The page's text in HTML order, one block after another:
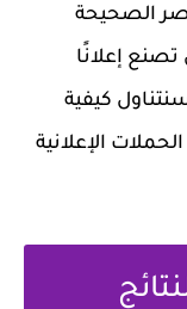
الصحيحة
تصنع إعلانًا
كيفية
الإعلانية